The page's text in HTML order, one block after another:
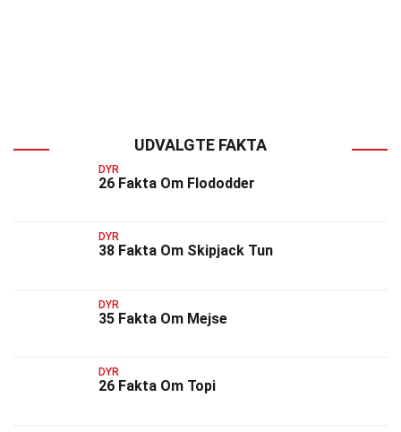
UDVALGTE FAKTA
DYR
26 Fakta Om Flododder
DYR
38 Fakta Om Skipjack Tun
DYR
35 Fakta Om Mejse
DYR
26 Fakta Om Topi